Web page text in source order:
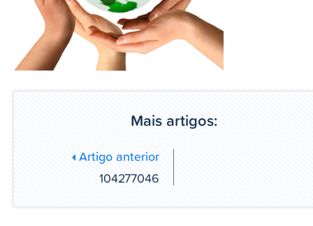
Mais artigos:
Artigo anterior
104277046